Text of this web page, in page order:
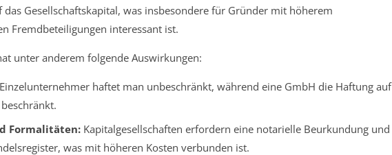
das Gesellschaftskapital, was insbesondere für Gründer mit höherem
Fremdbeteiligungen interessant ist.
unter anderem folgende Auswirkungen:
haftet man unbeschränkt, während eine GmbH die Haftung auf
Formalitäten:Kapitalgesellschaften erfordern eine notarielle Beurkundung und
was mit höheren Kosten verbunden ist.